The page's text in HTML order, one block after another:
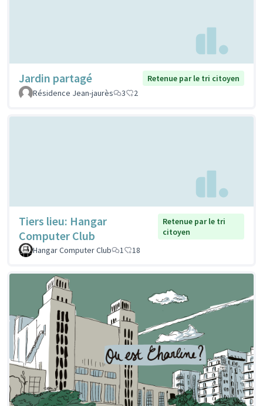
Jardin partagé
Retenue par le tri citoyen
Résidence Jean-jaurès
3 2
Tiers lieu: Hangar
Computer Club
Retenue par le tri
citoyen
Hangar Computer Club
1 18